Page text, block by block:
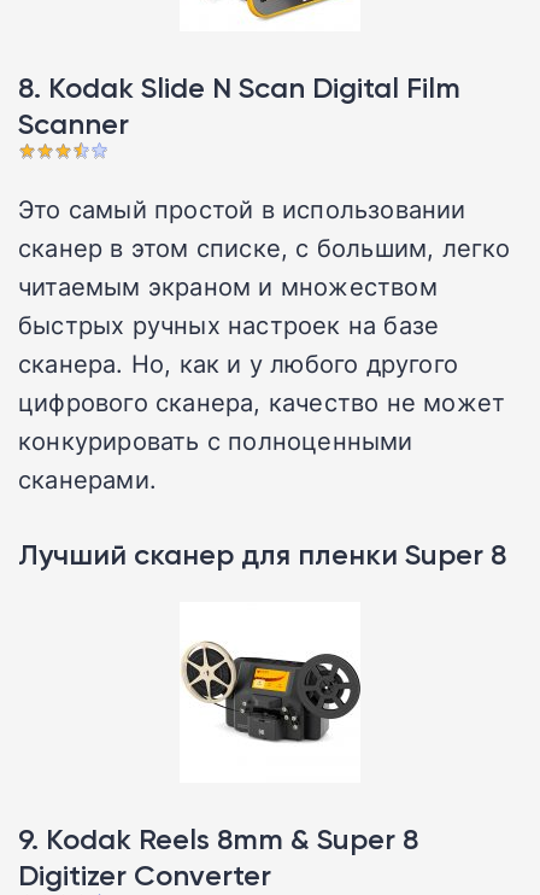
8. Kodak Slide N Scan Digital Film
Scanner
Это самый простой в использовании
сканер в этом списке, с большим, легко
читаемым экраном и множеством
быстрых ручных настроек на базе
сканера. Но, как и у любого другого
цифрового сканера, качество не может
конкурировать с полноценными
сканерами.
Лучший сканер для пленки Super 8
9. Kodak Reels 8mm & Super 8
Digitizer Converter